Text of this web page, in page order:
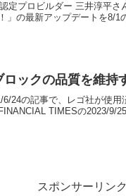
定プロビルダー 三井淳平
」の最新アップデートを8/
ロックの品質を維
24の記事で、レゴ社が使
TIMESの2023/9/
スポンサーリンク